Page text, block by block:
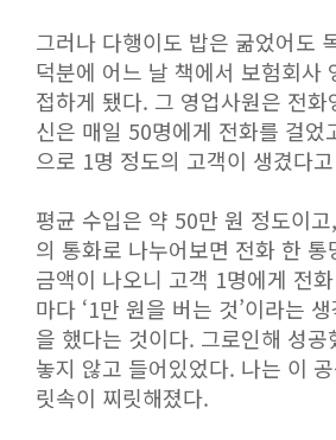
그러나 다행이도 밥은 굶었어도
덕분에 어느 날 책에서 보험회사
접하게 됐다. 그 영업사원은 전
신은 매일 50명에게 전화를 걸었
으로 1명 정도의 고객이 생겼다
평균 수입은 약 50만 원 정도이
의 통화로 나누어보면 전화 한
금액이 나오니 고객 1명에게 전
마다 ‘1만 원을 버는 것’이라는
을 했다는 것이다. 그로인해 성공
놓지 않고 들어있었다. 나는 이
릿속이 찌릿해졌다.